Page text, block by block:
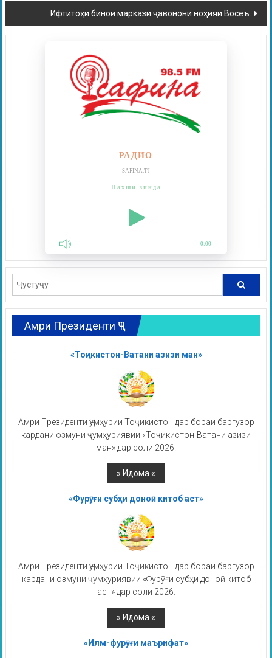
Ифтитоҳи бинои маркази ҷавонони ноҳияи Восеъ.
РАДИО
SAFINA.TJ
Пахши зинда
0:00
Амри Президенти ҶТ
«Тоҷикистон-Ватани азизи ман»
Амри Президенти Ҷумҳурии Тоҷикистон дар бораи баргузор
кардани озмуни ҷумҳуриявии «Тоҷикистон-Ватани азизи
ман» дар соли 2026.
«Фурӯғи субҳи доноӣ китоб аст»
Амри Президенти Ҷумҳурии Тоҷикистон дар бораи баргузор
кардани озмуни ҷумҳуриявии «Фурӯғи субҳи доноӣ китоб
аст» дар соли 2026.
«Илм-фурӯғи маърифат»